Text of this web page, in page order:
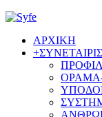
ΑΡΧΙΚΗ
+
ΠΡΟΦΙΛ